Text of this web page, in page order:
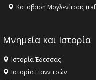
Κατάβαση Μογλενίτσας
Μνημεία και Ιστορία
Ιστορία Έδεσσας
Ιστορία Γιαννιτσών